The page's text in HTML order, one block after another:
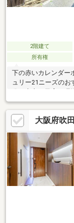
2階建て
所有権
下の赤いカレンダー
ュリー21ニーズのお
分で安心の子育て環
で、物が多いご家
とりある室内です・
でき、明るい室内◇
歩3分・ライフまで
徒歩6分◇交通アク
分・JR東海道線「
大阪府吹